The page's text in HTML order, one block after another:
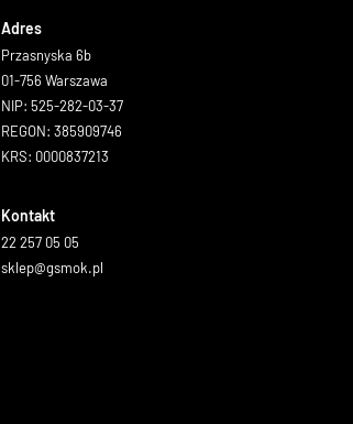
Adres
Przasnyska 6b
01-756 Warszawa
NIP: 525-282-03-37
REGON: 385909746
KRS: 0000837213
Kontakt
22 257 05 05
sklep@gsmok.pl